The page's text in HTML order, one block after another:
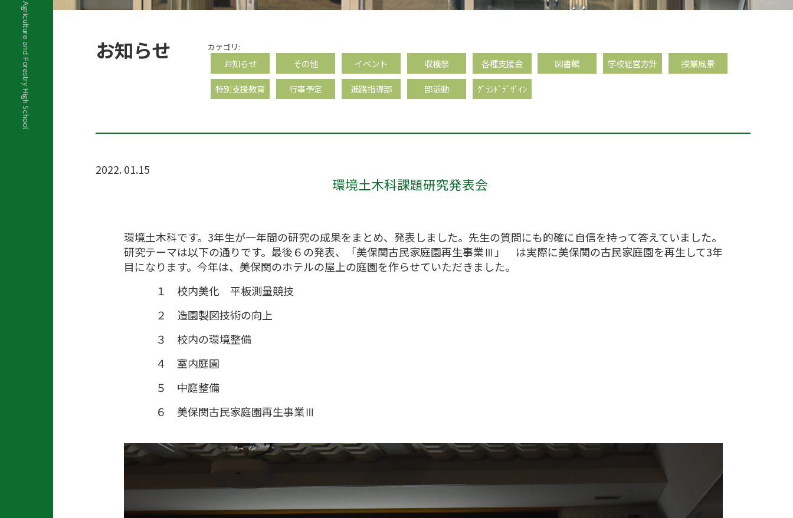
お知らせ カテゴリ:
お知らせ その他 イベント 収穫祭 各種支援金 図書館 学校経営方針 授業風景
特別支援教育 行事予定 進路指導部 部活動 ｸﾞﾗﾝﾄﾞﾃﾞｻﾞｲﾝ
2022. 01.15
環境土木科課題研究発表会
環境土木科です。3年生が一年間の研究の成果をまとめ、発表しました。先生の質問にも的確に自信を持って答えていました。
研究テーマは以下の通りです。最後６の発表、「美保関古民家庭園再生事業Ⅲ」 は実際に美保関の古民家庭園を再生して3年
目になります。今年は、美保関のホテルの屋上の庭園を作らせていただきました。
１ 校内美化 平板測量競技
２ 造園製図技術の向上
３ 校内の環境整備
４ 室内庭園
５ 中庭整備
６ 美保関古民家庭園再生事業Ⅲ